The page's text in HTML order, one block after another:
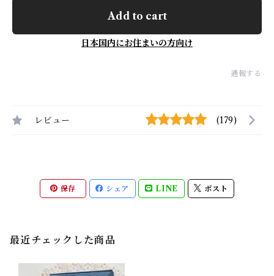
Add to cart
日本国内にお住まいの方向け
通報する
レビュー (179)
保存 シェア LINE ポスト
最近チェックした商品